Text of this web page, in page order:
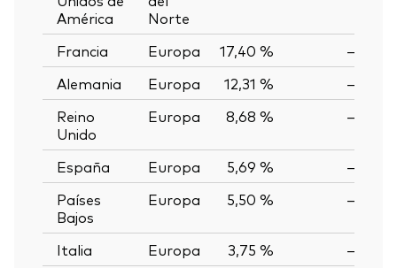
América
Norte
Francia Europa 17,40 %
—
Alemania
Europa 12,31 %
—
Reino
Unido
Europa 8,68 % —
España Europa 5,69 %
—
Países
Bajos
Europa 5,50 % —
Italia Europa 3,75 %
—